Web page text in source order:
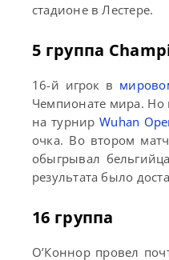
стадионе в Лестере.
5 группа
16-й игрок в
Чемпионате мира.
на турнирWuhan
очка. Во втором
обыгрывал
результата было
16 группа
О’Коннор провел